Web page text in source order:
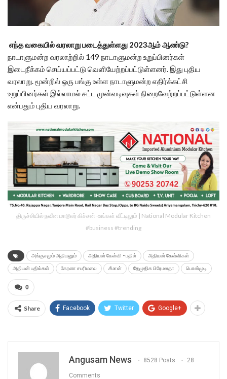
எந்த வகையில் வரலாறு படைத்துள்ளது 2023ஆம் ஆண்டு?
நாடாளுமன்ற வரலாற்றில் 149 நாடாளுமன்ற உறுப்பினர்கள்
இடைநீக்கம் செய்யப்பட்டு வெளியேற்றப்பட்டுள்ளனர். இது புதிய
வரலாறு. மூன்றில் ஒரு பங்கு உள்ள நாடாளுமன்ற எதிர்க்கட்சி
உறுப்பினர்கள் இல்லாமல் சட்ட முன்வடிவுகள் நிறைவேற்றப்பட்டுள்ளன
என்பதும் புதிய வரலாறு.
திருச்சியில் நவீன மாடூலர் கிச்சன் -உங்கள் வீட்டிலும் | National Modular Kitchen
#business #trending
அங்குசமும் அதியனும் அதியன் கேள்வி - பதில் அதியன் கேள்விகள்
அதியன் பதில்கள் கேரளா சபரிமலை சீமான் தேமுதிக பிரேமலதா பொன்முடி
0
Share Facebook Twitter Google+
Angusam News 8528 Posts 28
Comments